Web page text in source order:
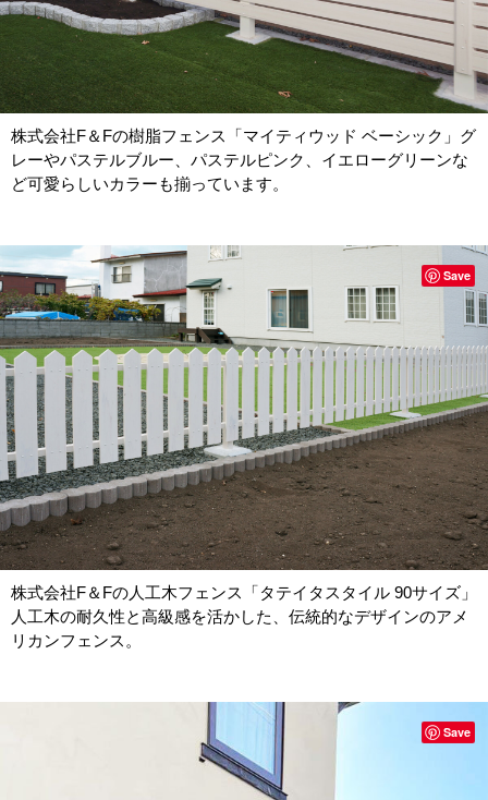
株式会社F＆Fの樹脂フェンス「マイティウッド ベーシック」グ
レーやパステルブルー、パステルピンク、イエローグリーンな
ど可愛らしいカラーも揃っています。
株式会社F＆Fの人工木フェンス「タテイタスタイル 90サイズ」
人工木の耐久性と高級感を活かした、伝統的なデザインのアメ
リカンフェンス。
Save
Save